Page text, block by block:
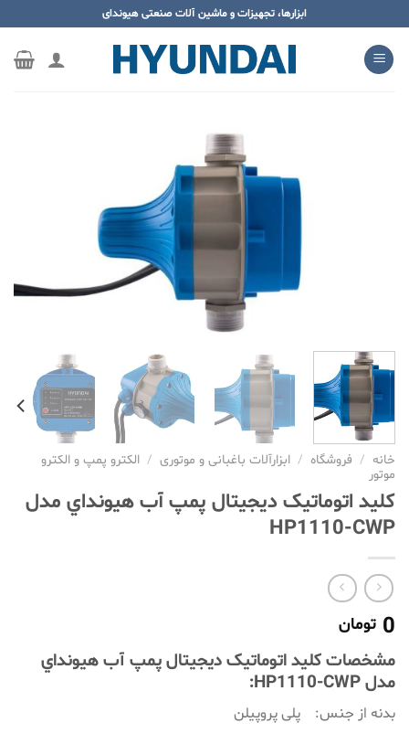
محتوا
بروید
ابزارها، تجهیزات و ماشین آلات صنعتی هیوندای
خانه / فروشگاه / ابزارآلات باغبانی و موتوری / الکترو پمپ و الکترو
موتور
کلید اتوماتیک دیجیتال پمپ آب هيونداي مدل
HP1110-CWP
0 تومان
مشخصات کلید اتوماتیک دیجیتال پمپ آب هيونداي
مدل HP1110-CWP:
بدنه از جنس: پلی پروپیلن